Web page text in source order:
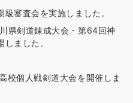
審査会を実施しました。
剣道錬成大会・第64回神
ました。
個人戦剣道大会を開催しま